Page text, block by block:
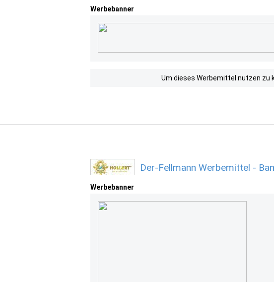
Werbebanner
Um dieses Werbemittel nutzen zu
Der-Fellmann Werbemittel -
Werbebanner